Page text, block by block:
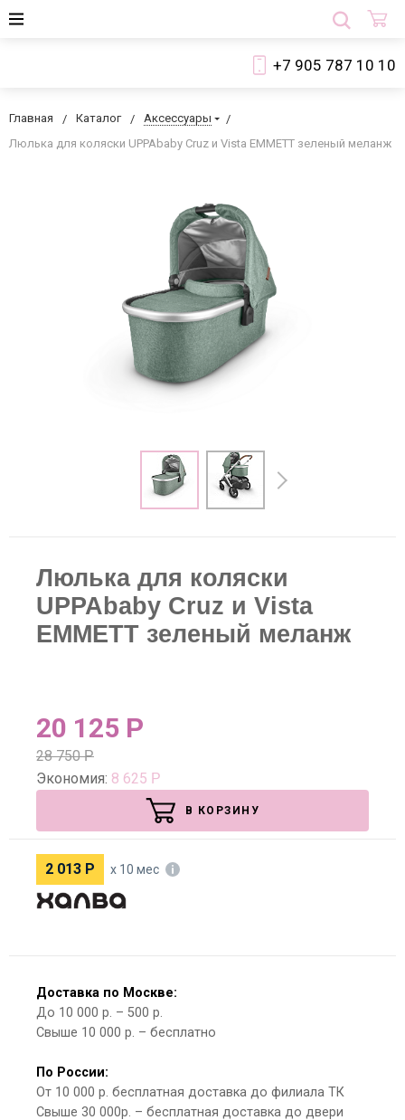
+7 905 787 10 10
Главная Каталог
Аксессуары
Люлька для коляски UPPAbaby Cruz и Vista EMMETT зеленый меланж
Люлька для коляски
UPPAbaby Cruz и Vista
EMMETT зеленый меланж
20 125 Р
28 750Р
Экономия: 8 625 Р
В КОРЗИНУ
2 013 Р х 10 мес
Доставка по Москве:
До 10 000 р. – 500 р.
Свыше 10 000 р. – бесплатно
По России:
От 10 000 р. бесплатная доставка до филиала ТК
Свыше 30 000р. – бесплатная доставка до двери